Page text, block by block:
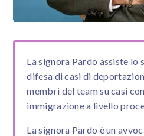
La signora Pardo assiste lo
difesa di casi di
membri del team su casi
immigrazione a livello
La signora Pardo è un